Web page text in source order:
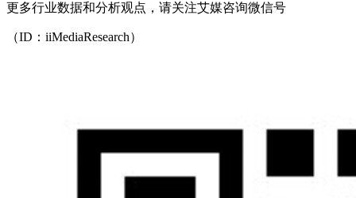
更多行业数据和分析观点，请关注艾媒咨询微信号
（ID：iiMediaResearch）